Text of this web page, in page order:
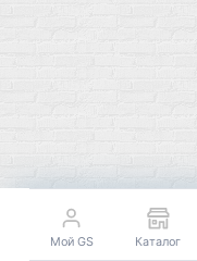
Для связок и суставов
Мой GS Каталог